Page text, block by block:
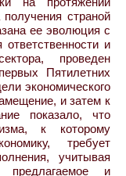
страной
ее эволюция с
и
проведен
Пятилетних
экономического
и затем к
показало, что
к которому
требует
учитывая
предлагаемое и